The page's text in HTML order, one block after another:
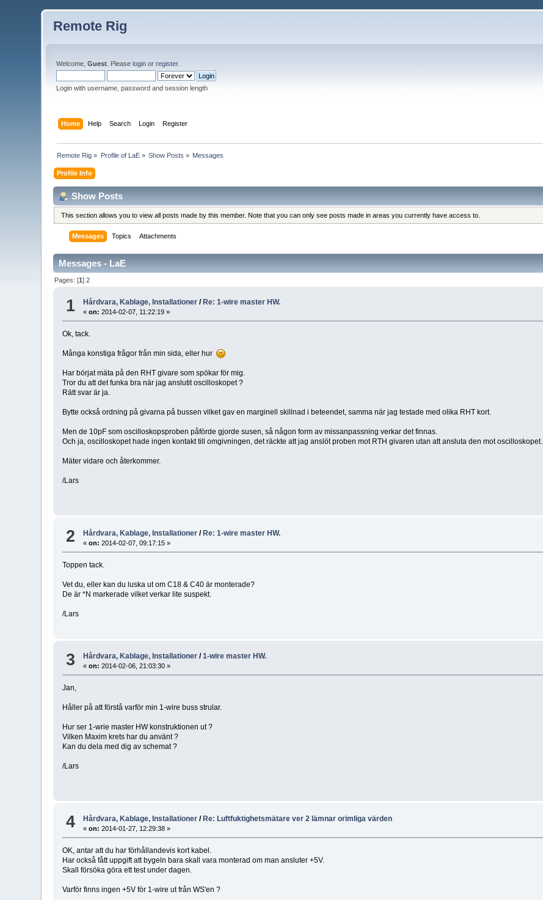
Remote Rig
Welcome,Guest . Pleaselogin orregister.
Login with username, password and session length
Home Help Search Login Register
Remote Rig » Profile of LaE» Show Posts » Messages
Profile Info
Show Posts
This section allows you to view all posts made by this member. Note that you can only see posts made in areas you currently have access to.
Messages Topics Attachments
Messages - LaE
Pages: [1]2
1 Hårdvara, Kablage, Installationer / Re: 1-wire master HW.
«on: 2014-02-07, 11:22:19 »
Ok, tack.
Många konstiga frågor från min sida, eller hur
Har börjat mäta på den RHT givare som spökar för mig.
Tror du att det funka bra när jag anslutit oscilloskopet ?
Rätt svar är ja.
Bytte också ordning på givarna på bussen vilket gav en marginell skillnad i beteendet, samma när jag testade med olika RHT kort.
Men de 10pF som oscilloskopsproben påförde gjorde susen, så någon form av missanpassning verkar det finnas.
Och ja, oscilloskopet hade ingen kontakt till omgivningen, det räckte att jag anslöt proben mot RTH givaren utan att ansluta den mot oscilloskopet.
Mäter vidare och återkommer.
/Lars
2 Hårdvara, Kablage, Installationer /Re: 1-wire master HW.
«on: 2014-02-07, 09:17:15 »
Toppen tack.
Vet du, eller kan du luska ut om C18 & C40 är monterade?
De är *N markerade vilket verkar lite suspekt.
/Lars
3 Hårdvara, Kablage, Installationer /1-wire master HW.
«on: 2014-02-06, 21:03:30 »
Jan,
Håller på att förstå varför min 1-wire buss strular.
Hur ser 1-wrie master HW konstruktionen ut ?
Vilken Maxim krets har du använt ?
Kan du dela med dig av schemat ?
/Lars
4 Hårdvara, Kablage, Installationer /Re: Luftfuktighetsmätare ver 2 lämnar orimliga värden
«on: 2014-01-27, 12:29:38 »
OK, antar att du har förhållandevis kort kabel.
Har också fått uppgift att bygeln bara skall vara monterad om man ansluter +5V.
Skall försöka göra ett test under dagen.
Varför finns ingen +5V för 1-wire ut från WS'en ?